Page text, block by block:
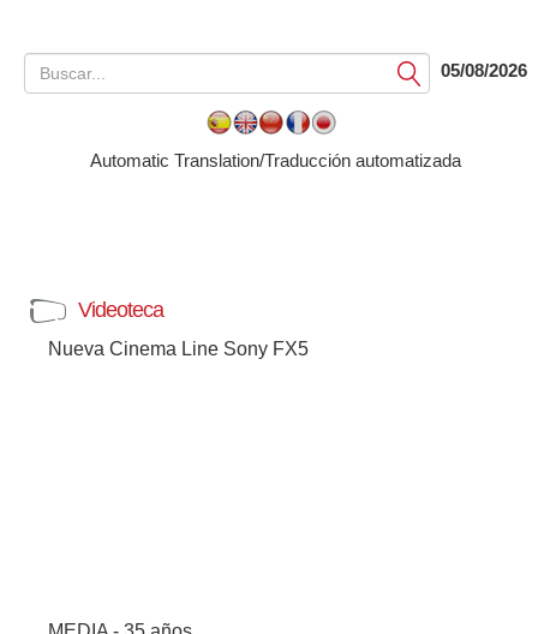
Submit05/08/2026
Automatic Translation/Traducción automatizada
Videoteca
Nueva Cinema Line Sony FX5